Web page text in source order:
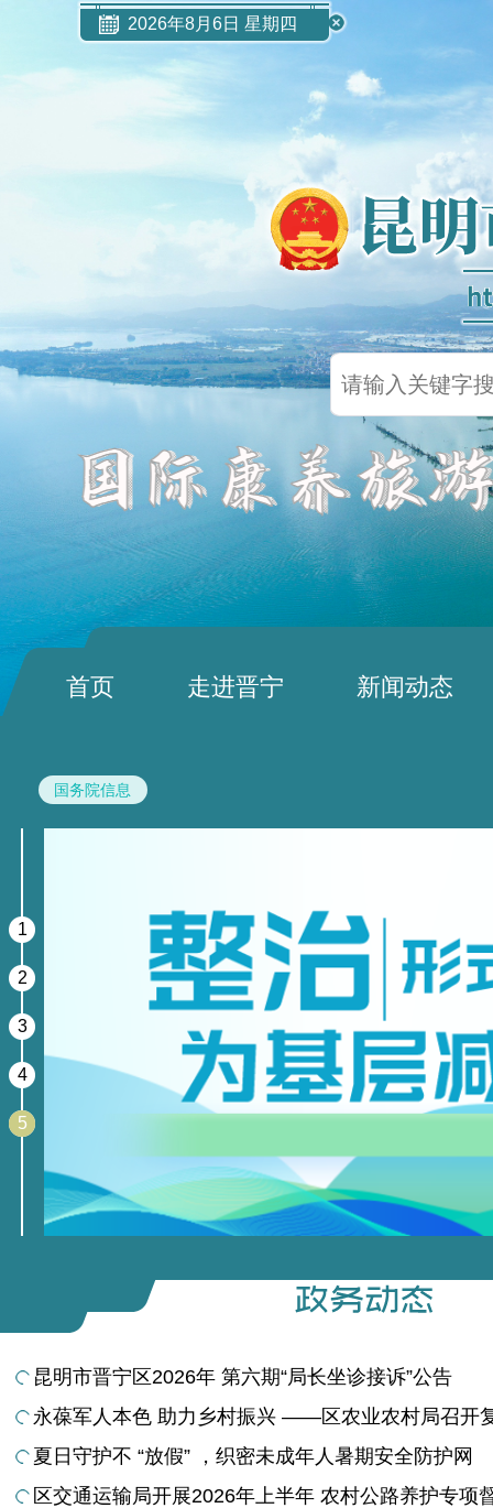
2026年8月6日 星期四
首页 走进晋宁 新闻动态
国务院信息
1
2
3
4
5
昆明市晋宁区2026年 第六期“局长坐诊接诉”公告
永葆军人本色 助力乡村振兴 ——区农业农村局召开
夏日守护不 “放假” ，织密未成年人暑期安全防护网
区交通运输局开展2026年上半年 农村公路养护专项